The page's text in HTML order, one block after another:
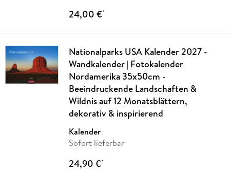
24,00 €*
Nationalparks USA Kalender 2027 -
Wandkalender | Fotokalender
Nordamerika 35x50cm -
Beeindruckende Landschaften &
Wildnis auf 12 Monatsblättern,
dekorativ & inspirierend
Kalender
Sofort lieferbar
24,90 €*